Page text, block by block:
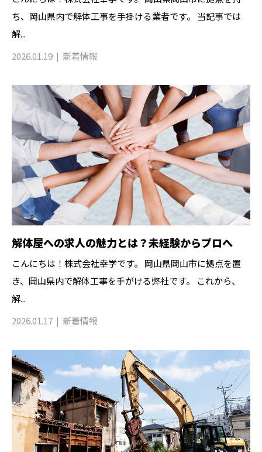
ち、岡山県内で解体工事を手掛ける業者です。 当記事では
解...
2026.01.19
新着情報
解体屋への求人の魅力とは？未経験からプロへ
こんにちは！株式会社幸学です。 岡山県岡山市に拠点を置
き、岡山県内で解体工事を手がける弊社です。 これから、
解...
2026.01.17
新着情報